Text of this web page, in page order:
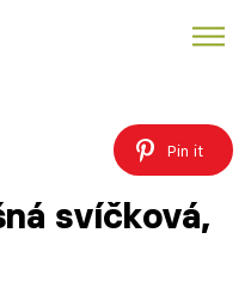
Pin it
svíčková,